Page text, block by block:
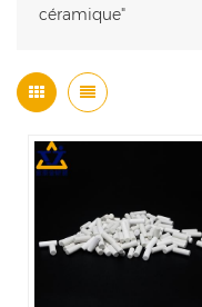
céramique"